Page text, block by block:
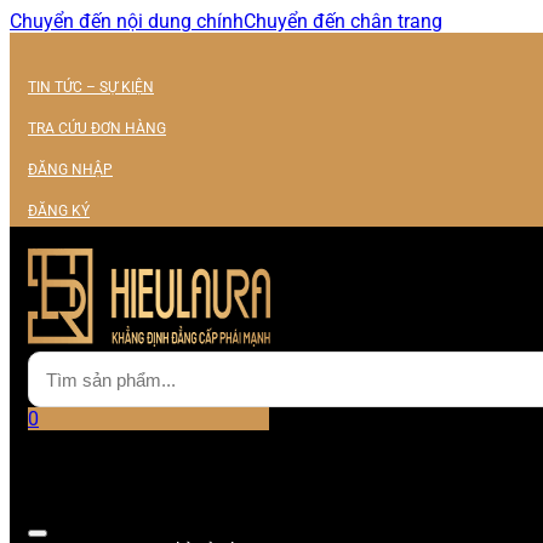
Chuyển đến nội dung chínhChuyển đến chân trang
TIN TỨC – SỰ KIỆN
TRA CỨU ĐƠN HÀNG
ĐĂNG NHẬP
ĐĂNG KÝ
0